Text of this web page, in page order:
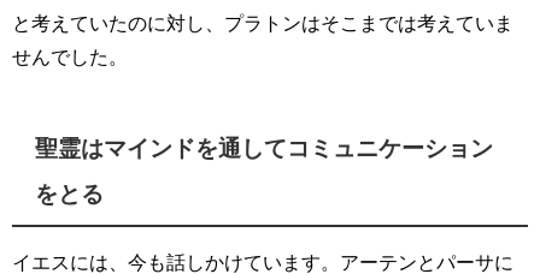
と考えていたのに対し、プラトンはそこまでは考えていま
せんでした。
聖霊はマインドを通してコミュニケーション
をとる
イエスには、今も話しかけています。アーテンとパーサに